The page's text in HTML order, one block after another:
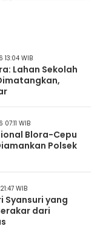
WIB
Lahan Sekolah
WIB
Blora-Cepu
Polsek
WIB
Syansuri yang
dari